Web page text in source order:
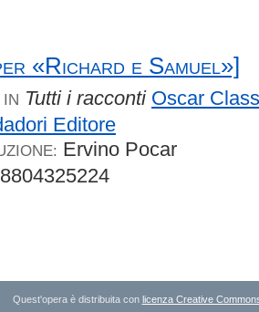
«Richard e Samuel»]
IN Tutti i racconti Oscar
Editore
Ervino Pocar
8804325224
Quest'opera è distribuita con licenza Creative